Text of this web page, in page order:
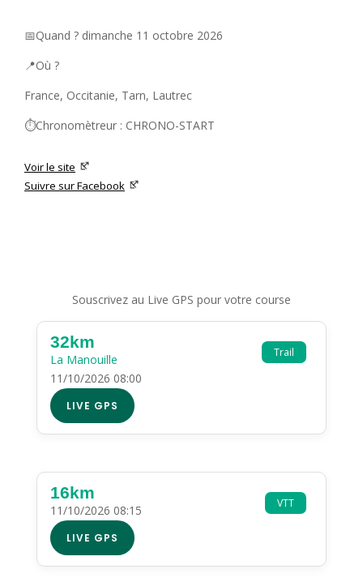
📅Quand ? dimanche 11 octobre 2026
📍Où ?
France, Occitanie, Tarn, Lautrec
⏱️Chronomètreur : CHRONO-START
Voir le site
Suivre sur Facebook
Souscrivez au Live GPS pour votre course
Trail
32km
La Manouille
11/10/2026 08:00
LIVE GPS
VTT
16km
11/10/2026 08:15
LIVE GPS